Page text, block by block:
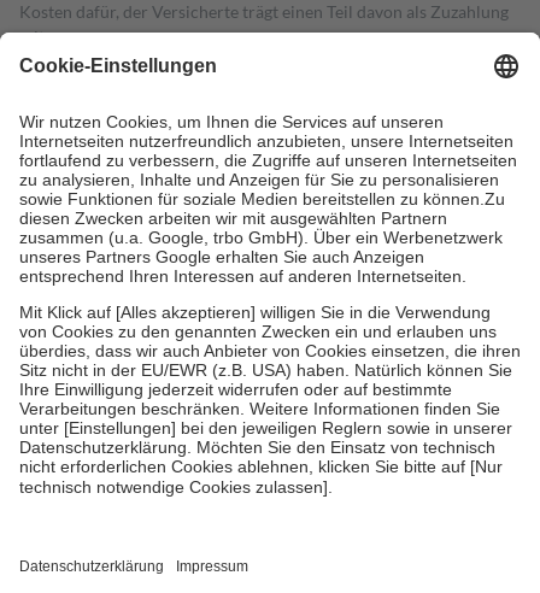
Kosten dafür, der Versicherte trägt einen Teil davon als Zuzahlung
mit.
Grundsätzlich leisten Mitglieder Zuzahlungen in Höhe von zehn
höchstens zehn Euro.
Es sind jedoch nie mehr als die tatsächlichen
Kosten der Leistung zu entrichten.
Diese Regeln gelten grundsätzlich auch für Online-Apotheken.
Bei Heilmitteln und häuslicher Krankenpflege beträgt die
Zuzahlung zehn Prozent der Kosten sowie zehn Euro je
Verordnung.
Um das Engagement der Versicherten für ihre eigene Gesundheit zu
stärken und die besondere Stellung der Familie zu unterstützen,
fallenkeine Zuzahlungenan bei:
• Kindern und Jugendlichen bis zum vollendeten 18. Lebensjahr
mit Ausnahme der Fahrkosten
• Untersuchungen zur Vorsorge und Früherkennung, die von der
GKV getragen werden
• empfohlenen Schutzimpfungen
• Harn- und Blutteststreifen
getroffen, um sicherzustellen, dass es sich um echte Bewertungen